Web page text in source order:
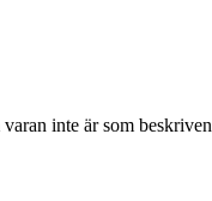
inte är som beskriven